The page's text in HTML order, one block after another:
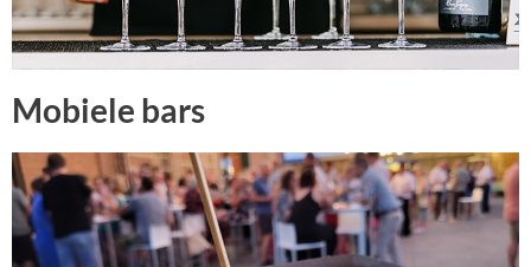
Mobiele bars